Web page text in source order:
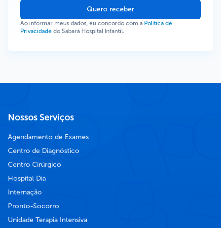
Quero receber
Ao informar meus dados, eu concordo com a Política de
Privacidade do Sabará Hospital Infantil.
Nossos Serviços
Agendamento de Exames
Centro de Diagnóstico
Centro Cirúrgico
Hospital Dia
Internação
Pronto-Socorro
Unidade Terapia Intensiva